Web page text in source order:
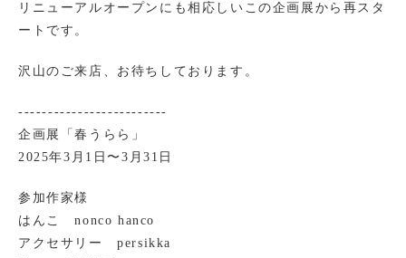
リニューアルオープンにも相応しいこの企画展から再スタ
ートです。
沢山のご来店、お待ちしております。
-------------------------
企画展「春うらら」
2025年3月1日〜3月31日
参加作家様
はんこ nonco hanco
アクセサリー persikka